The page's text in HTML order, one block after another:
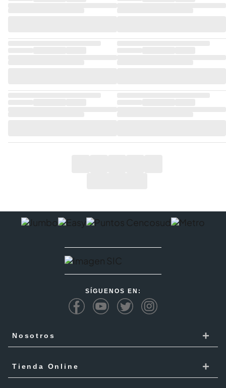
SÍGUENOS EN:
Nosotros +
Responsabilidad Social
Tienda Online +